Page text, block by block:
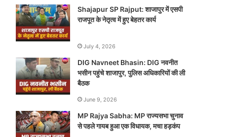
Shajapur SP Rajput: शाजापुर में एसपी
राजपूत के नेतृत्व में हुए बेहतर कार्य
July 4, 2026
DIG Navneet Bhasin: DIG नवनीत
भसीन पहुंचे शाजापुर, पुलिस अधिकारियों की ली
बैठक
June 9, 2026
MP Rajya Sabha: MP राज्यसभा चुनाव
से पहले गायब हुआ एक विधायक, मचा हड़कंप